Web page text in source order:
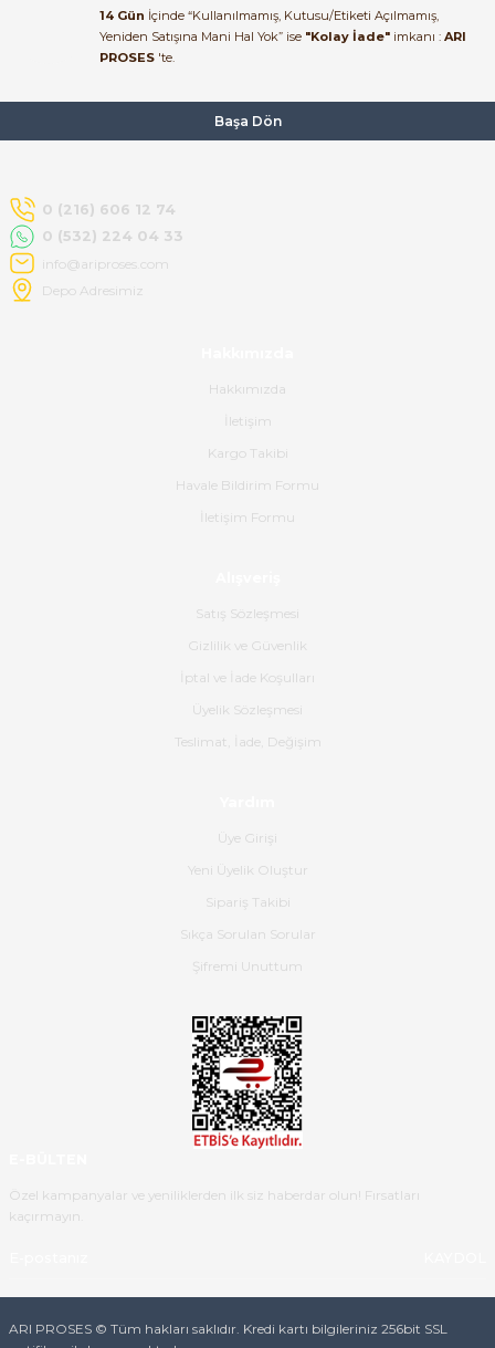
Kemal Toktaş | 20/06/2026
problemsiz geçti.
Kemal Toktaş | 20/06/2026
Havale ile odeme yaptim ve
tedirgindim ama saticinin
sonrasindaki iletisim ve
bilgilendirmesinden cok
memnun kaldim. Kesinlikle
tavsiye ederim.
Ürünün kodu XDR-240e-24 yeni
Gerçekten harika ve etkileyici
Hızlı bir şekilde elimize ulaştı
ulaştı.Ürünün paketlenmesi
gayet başarılı hasarsız bir şekilde
teslim aldım. Bu konudaki
hassasiyetleri ve Ürünün kalitesi
14 Gün İçinde “Kullanılmamış, Kutusu/Etiketi Açılmamış,
Yeniden Satışına Mani Hal Yok” ise "Kolay İade" imkanı : ARI
PROSES 'te.
Başa Dön
0 (216) 606 12 74
0 (532) 224 04 33
info@ariproses.com
Depo Adresimiz
Hakkımızda
İletişim
Kargo Takibi
Havale Bildirim Formu
İletişim Formu
Satış Sözleşmesi
Gizlilik ve Güvenlik
İptal ve İade Koşulları
Üyelik Sözleşmesi
Teslimat, İade, Değişim
Üye Girişi
Yeni Üyelik Oluştur
Sipariş Takibi
Sıkça Sorulan Sorular
Şifremi Unuttum
Özel kampanyalar ve yeniliklerden ilk siz haberdar olun! Fırsatları
kaçırmayın.
ARI PROSES © Tüm hakları saklıdır. Kredi kartı bilgileriniz 256bit SSL